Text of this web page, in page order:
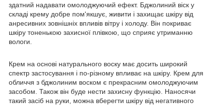
здатний надавати омолоджуючий ефект. Бджолиний віск у
складі крему добре пом'якшує, живити і захищає шкіру від
анресивних зовнішніх впливів вітру і холоду. Він покриває
шкіру тоненькою захисної плівкою, що сприяє утриманню
вологи.
Крем на основі натурального воску має досить широкий
спектр застосування і по-різному впливає на шкіру. Крем для
обличчя з бджолиним воском є прекрасним омолоджуючим
засобом. Також він буде нести захисну функцію. Наносячи
такий засіб на руки, можна вберегти шкіру від негативного